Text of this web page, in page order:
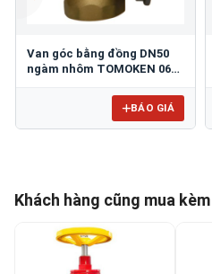
Van góc bằng đồng DN50
ngàm nhôm TOMOKEN 06-
BÁO GIÁ
Khách hàng cũng mua kèm